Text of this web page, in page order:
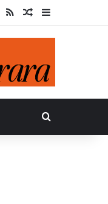
YouTube
RSS Ausazko
Bilatu